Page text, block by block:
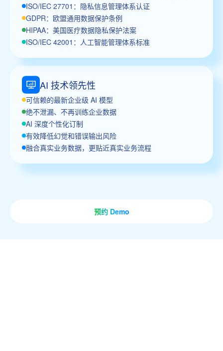
ISO/IEC 27701：隐私信息管理体系认证
GDPR：欧盟通用数据保护条例
HIPAA：美国医疗数据隐私保护法案
ISO/IEC 42001：人工智能管理体系标准
AI 技术领先性
可信赖的最新企业级 AI 模型
绝不泄漏、不再训练企业数据
AI 深度个性化订制
有效降低幻觉和错误输出风险
融合真实业务数据，更贴近真实业务流程
预约 Demo